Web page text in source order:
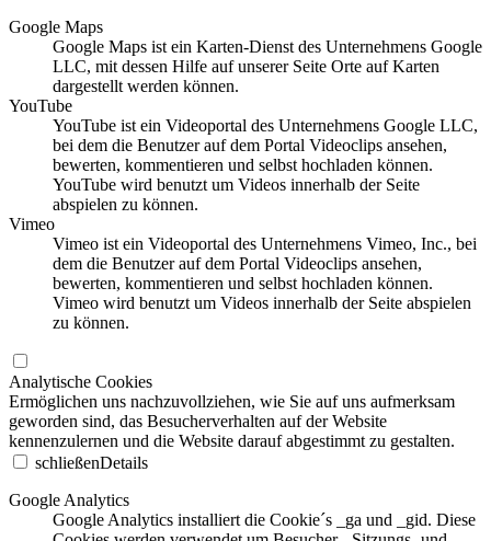
Google Maps
Google Maps ist ein Karten-Dienst des Unternehmens Google
LLC, mit dessen Hilfe auf unserer Seite Orte auf Karten
dargestellt werden können.
YouTube
YouTube ist ein Videoportal des Unternehmens Google LLC,
bei dem die Benutzer auf dem Portal Videoclips ansehen,
bewerten, kommentieren und selbst hochladen können.
YouTube wird benutzt um Videos innerhalb der Seite
abspielen zu können.
Vimeo
Vimeo ist ein Videoportal des Unternehmens Vimeo, Inc., bei
dem die Benutzer auf dem Portal Videoclips ansehen,
bewerten, kommentieren und selbst hochladen können.
Vimeo wird benutzt um Videos innerhalb der Seite abspielen
zu können.
Analytische Cookies
Ermöglichen uns nachzuvollziehen, wie Sie auf uns aufmerksam
geworden sind, das Besucherverhalten auf der Website
kennenzulernen und die Website darauf abgestimmt zu gestalten.
schließenDetails
Google Analytics
Google Analytics installiert die Cookie´s _ga und _gid. Diese